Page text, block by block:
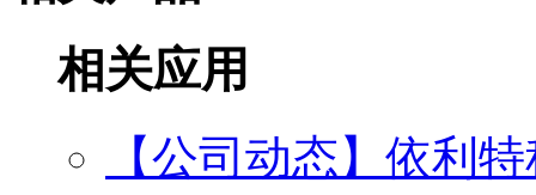
相关应用
【公司动态】依利